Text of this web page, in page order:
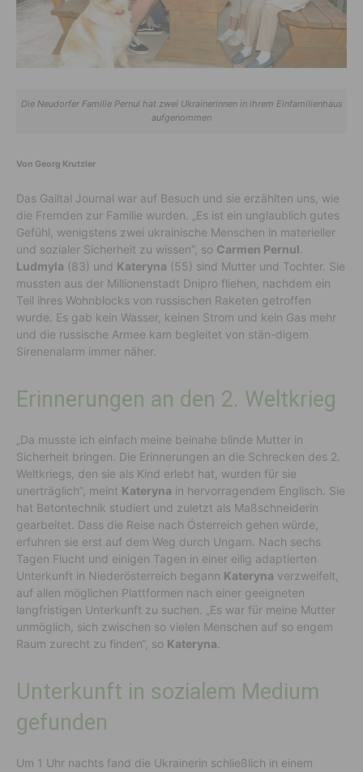
Die Neudorfer Familie Pernul hat zwei Ukrainerinnen in ihrem Einfamilienhaus
aufgenommen
Von Georg Krutzler
Das Gailtal Journal war auf Besuch und sie erzählten uns, wie
die Fremden zur Familie wurden. „Es ist ein unglaublich gutes
Gefühl, wenigstens zwei ukrainische Menschen in materieller
und sozialer Sicherheit zu wissen”, so Carmen Pernul
Ludmyla (83) und Kateryna (55) sind Mutter und Tochter. Sie
mussten aus der Millionenstadt Dnipro fliehen, nachdem ein
Teil ihres Wohnblocks von russischen Raketen getroffen
wurde. Es gab kein Wasser, keinen Strom und kein Gas mehr
und die russische Armee kam begleitet von stän-digem
Sirenenalarm immer näher.
Erinnerungen an den 2. Weltkrieg
„Da musste ich einfach meine beinahe blinde Mutter in
Sicherheit bringen. Die Erinnerungen an die Schrecken des 2.
Weltkriegs, den sie als Kind erlebt hat, wurden für sie
unerträglich”, meint Kateryna in hervorragendem Englisch. Sie
hat Betontechnik studiert und zuletzt als Maßschneiderin
gearbeitet. Dass die Reise nach Österreich gehen würde,
erfuhren sie erst auf dem Weg durch Ungarn. Nach sechs
Tagen Flucht und einigen Tagen in einer eilig adaptierten
Unterkunft in Niederösterreich begann Kateryna verzweifelt,
auf allen möglichen Plattformen nach einer geeigneten
langfristigen Unterkunft zu suchen. „Es war für meine Mutter
unmöglich, sich zwischen so vielen Menschen auf so engem
Raum zurecht zu finden“, so Kateryna
Unterkunft in sozialem Medium
gefunden
Um 1 Uhr nachts fand die Ukrainerin schließlich in einem